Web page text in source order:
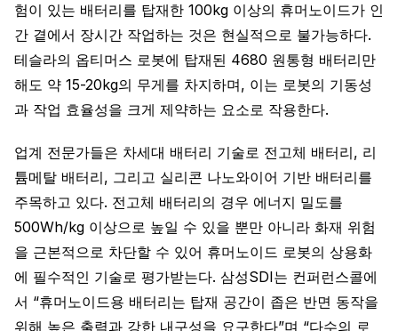
험이 있는 배터리를 탑재한 100kg 이상의 휴머노이드가 인
간 곁에서 장시간 작업하는 것은 현실적으로 불가능하다.
테슬라의 옵티머스 로봇에 탑재된 4680 원통형 배터리만
해도 약 15-20kg의 무게를 차지하며, 이는 로봇의 기동성
과 작업 효율성을 크게 제약하는 요소로 작용한다.
업계 전문가들은 차세대 배터리 기술로 전고체 배터리, 리
튬메탈 배터리, 그리고 실리콘 나노와이어 기반 배터리를
주목하고 있다. 전고체 배터리의 경우 에너지 밀도를
500Wh/kg 이상으로 높일 수 있을 뿐만 아니라 화재 위험
을 근본적으로 차단할 수 있어 휴머노이드 로봇의 상용화
에 필수적인 기술로 평가받는다. 삼성SDI는 컨퍼런스콜에
서 “휴머노이드용 배터리는 탑재 공간이 좁은 반면 동작을
위해 높은 출력과 강한 내구성을 요구한다”며 “다수의 로